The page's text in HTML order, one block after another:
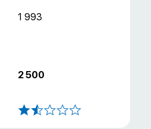
1 993
2 500